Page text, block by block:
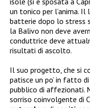
un tonico per l’anima.
batterie dopo lo stress
la Balivo non deve
conduttrice deve
risultati di ascolto.
Il suo progetto, che si
patisce un po’ in fatto di
pubblico di affezionati.
sorriso coinvolgente di